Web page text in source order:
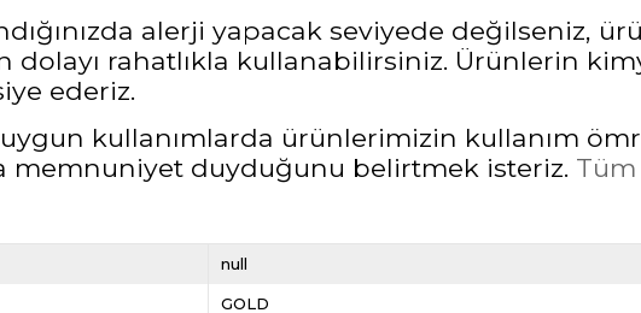
alerji yapacak seviyede değilseniz,
rahatlıkla kullanabilirsiniz. Ürünlerin
ederiz.
kullanımlarda ürünlerimizin kullanım
memnuniyet duyduğunu belirtmek isteriz.
null
GOLD